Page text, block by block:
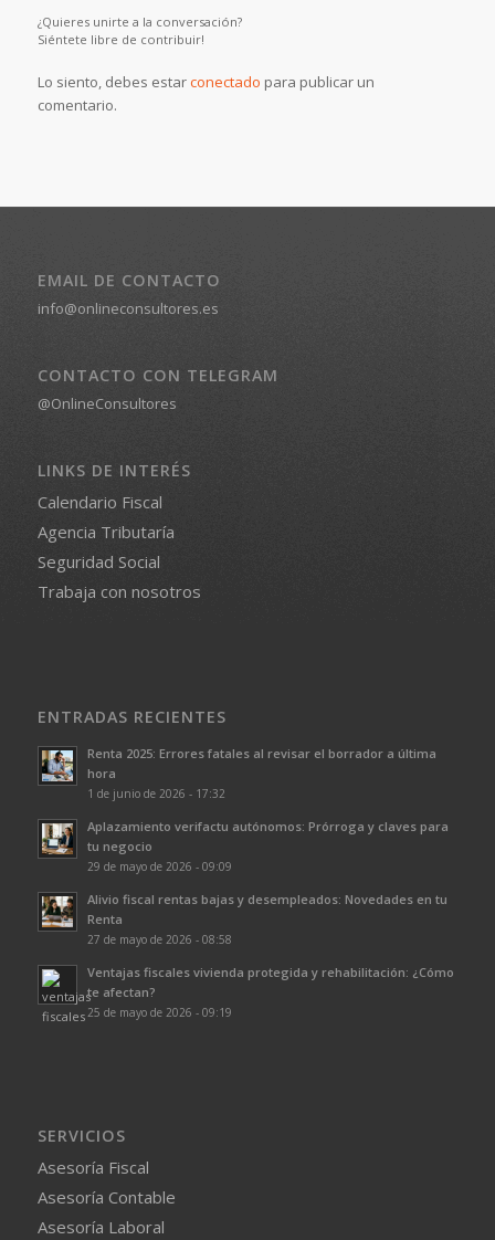
¿Quieres unirte a la conversación?
Siéntete libre de contribuir!
Lo siento, debes estarconectado para publicar un
comentario.
EMAIL DE CONTACTO
info@onlineconsultores.es
CONTACTO CON TELEGRAM
@OnlineConsultores
LINKS DE INTERÉS
Calendario Fiscal
Agencia Tributaría
Seguridad Social
Trabaja con nosotros
ENTRADAS RECIENTES
Renta 2025: Errores fatales al revisar el borrador a última
hora
1 de junio de 2026 - 17:32
Aplazamiento verifactu autónomos: Prórroga y claves para
tu negocio
29 de mayo de 2026 - 09:09
Alivio fiscal rentas bajas y desempleados: Novedades en tu
Renta
27 de mayo de 2026 - 08:58
Ventajas fiscales vivienda protegida y rehabilitación: ¿Cómo
te afectan?
25 de mayo de 2026 - 09:19
SERVICIOS
Asesoría Fiscal
Asesoría Contable
Asesoría Laboral